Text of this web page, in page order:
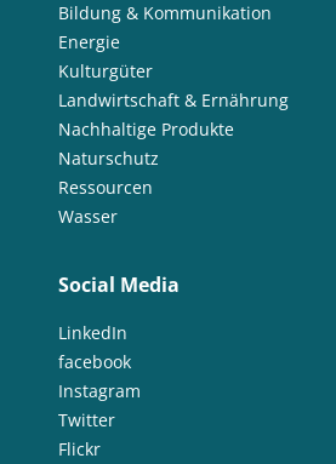
Bildung & Kommunikation
Energie
Kulturgüter
Landwirtschaft & Ernährung
Nachhaltige Produkte
Naturschutz
Ressourcen
Wasser
Social Media
LinkedIn
facebook
Instagram
Twitter
Flickr